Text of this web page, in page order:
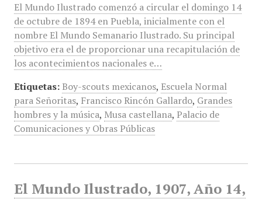
El Mundo Ilustrado comenzó a circular el domingo 14
de octubre de 1894 en Puebla, inicialmente con el
nombre El Mundo Semanario Ilustrado. Su principal
objetivo era el de proporcionar una recapitulación de
los acontecimientos nacionales e…
Etiquetas: Boy-scouts mexicanos, Escuela Normal
para Señoritas, Francisco Rincón Gallardo, Grandes
hombres y la música, Musa castellana, Palacio de
Comunicaciones y Obras Públicas
El Mundo Ilustrado, 1907, Año 14,